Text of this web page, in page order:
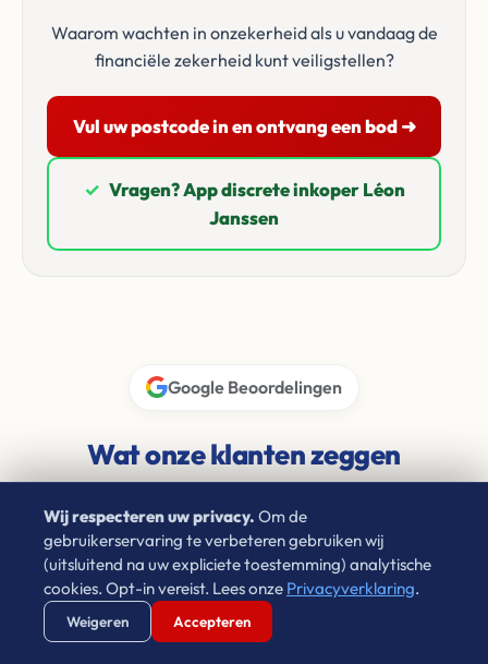
Waarom wachten in onzekerheid als u vandaag de
financiële zekerheid kunt veiligstellen?
Vul uw postcode in en ontvang een bod ➜
✓ Vragen? App discrete inkoper Léon
Janssen
Google Beoordelingen
Wat onze klanten zeggen
Laura Cornet
4 jaar geleden
Wij respecteren uw privacy. Om de
gebruikerservaring te verbeteren gebruiken wij
(uitsluitend na uw expliciete toestemming) analytische
cookies. Opt-in vereist. Lees onze Privacyverklaring.
Weigeren Accepteren
Verstuur WhatsApp